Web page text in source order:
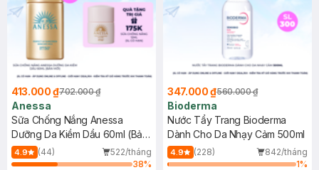
413.000 ₫702.000 ₫
Anessa
Sữa Chống Nắng Anessa
Dưỡng Da Kiềm Dầu 60ml (Bản
Mới)
4.9 (44)
522/tháng
38%
347.000 ₫560.000 ₫
Bioderma
Nước Tẩy Trang Bioderma
Dành Cho Da Nhạy Cảm 500ml
4.9 (228)
842/tháng
1%